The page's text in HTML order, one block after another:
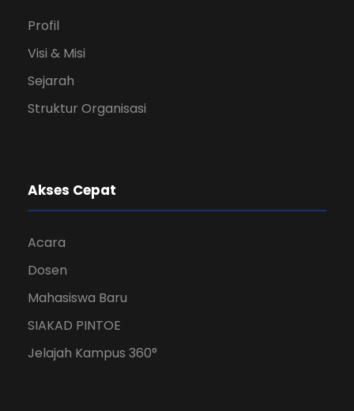
Profil
Visi & Misi
Sejarah
Struktur Organisasi
Akses Cepat
Acara
Dosen
Mahasiswa Baru
SIAKAD PINTOE
Jelajah Kampus 360°